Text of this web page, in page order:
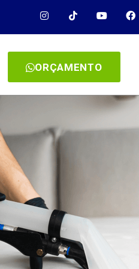
ORÇAMENTO